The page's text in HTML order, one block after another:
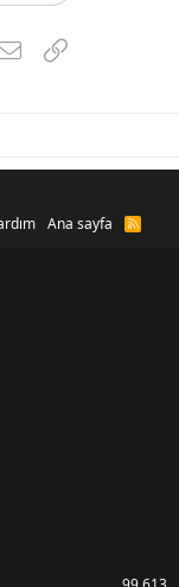
E-postaLink
Ana sayfa
R